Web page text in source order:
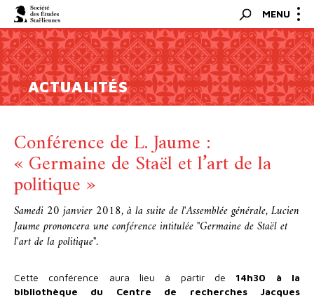
la
MENU
Rechercher:
ACTUALITÉS
Conférence de L. Jaume :
« Germaine de Staël et l’art de la
politique »
Samedi 20 janvier 2018, à la suite de l'Assemblée générale, Lucien
Jaume prononcera une conférence intitulée "Germaine de Staël et
l'art de la politique".
Cette conférence aura lieu à partir de 14h30 à la
bibliothèque du Centre de recherches Jacques
Panneau de gestion des cookies